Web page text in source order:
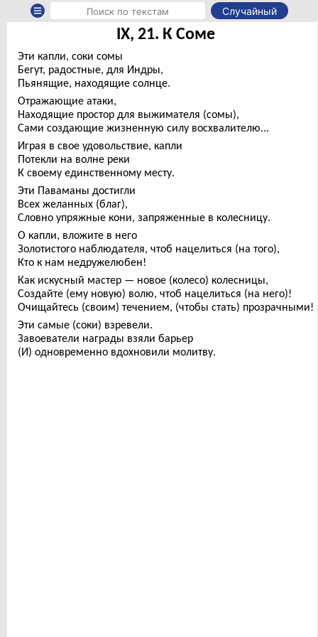
Случайный
IX, 21. К Соме
Эти капли, соки сомы
Бегут, радостные, для Индры,
Пьянящие, находящие солнце.
Отражающие атаки,
Находящие простор для выжимателя (сомы),
Сами создающие жизненную силу восхвалителю...
Играя в свое удовольствие, капли
Потекли на волне реки
К своему единственному месту.
Эти Паваманы достигли
Всех желанных (благ),
Словно упряжные кони, запряженные в колесницу.
О капли, вложите в него
Золотистого наблюдателя, чтоб нацелиться (на того),
Кто к нам недружелюбен!
Как искусный мастер — новое (колесо) колесницы,
Создайте (ему новую) волю, чтоб нацелиться (на него)!
Очищайтесь (своим) течением, (чтобы стать) прозрачными!
Эти самые (соки) взревели.
Завоеватели награды взяли барьер
(И) одновременно вдохновили молитву.